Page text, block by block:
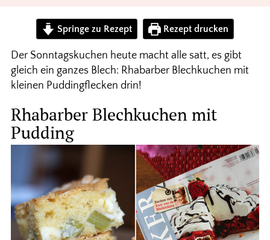
Springe zu Rezept Rezept drucken
Der Sonntagskuchen heute macht alle satt, es gibt
gleich ein ganzes Blech: Rhabarber Blechkuchen mit
kleinen Puddingflecken drin!
Rhabarber Blechkuchen mit
Pudding